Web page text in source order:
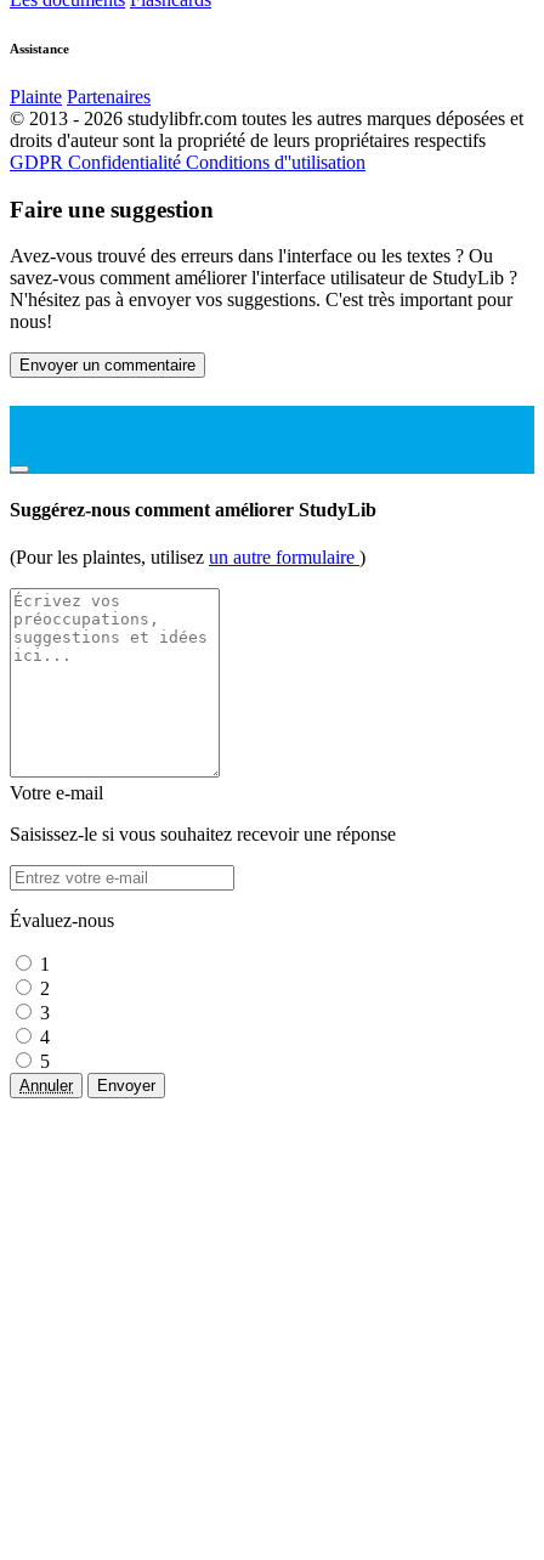
Assistance
Plainte Partenaires
© 2013 - 2026 studylibfr.com toutes les autres marques déposées et
droits d'auteur sont la propriété de leurs propriétaires respectifs
GDPR Confidentialité Conditions d''utilisation
Faire une suggestion
Avez-vous trouvé des erreurs dans l'interface ou les textes ? Ou
savez-vous comment améliorer l'interface utilisateur de StudyLib ?
N'hésitez pas à envoyer vos suggestions. C'est très important pour
nous!
Envoyer un commentaire
Suggérez-nous comment améliorer StudyLib
(Pour les plaintes, utilisez un autre formulaire )
Votre e-mail
Saisissez-le si vous souhaitez recevoir une réponse
Évaluez-nous
1
2
3
4
5
Annuler Envoyer